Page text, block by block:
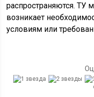
распространяются. ТУ
возникает
условиям или